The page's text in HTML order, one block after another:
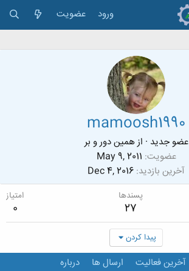
ورود عضویت
mamoosh1990
عضو جدید · ازهمین دور و بر
عضویت May 9, 2011
آخرین بازدید Dec 4, 2016
پسندها
27
امتیاز
0
پیدا کردن
آخرین فعالیت ارسال ها درباره